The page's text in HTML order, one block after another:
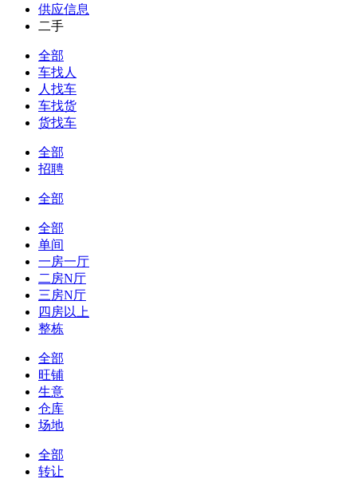
供应信息
二手
全部
车找人
人找车
车找货
货找车
全部
招聘
全部
全部
单间
一房一厅
二房N厅
三房N厅
四房以上
整栋
全部
旺铺
生意
仓库
场地
全部
转让